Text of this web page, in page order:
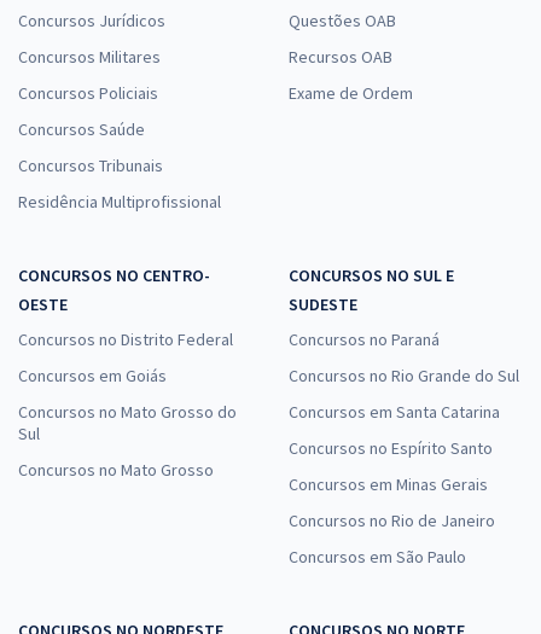
Concursos Jurídicos
Concursos Militares
Concursos Policiais
Concursos Saúde
Concursos Tribunais
Residência Multiprofissional
Questões OAB
Recursos OAB
Exame de Ordem
CONCURSOS NO CENTRO-
OESTE
Concursos no Distrito Federal
Concursos em Goiás
Concursos no Mato Grosso do
Sul
Concursos no Mato Grosso
CONCURSOS NO SUL E
SUDESTE
Concursos no Paraná
Concursos no Rio Grande do Sul
Concursos em Santa Catarina
Concursos no Espírito Santo
Concursos em Minas Gerais
Concursos no Rio de Janeiro
Concursos em São Paulo